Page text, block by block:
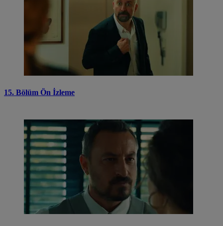
15. Bölüm Ön İzleme